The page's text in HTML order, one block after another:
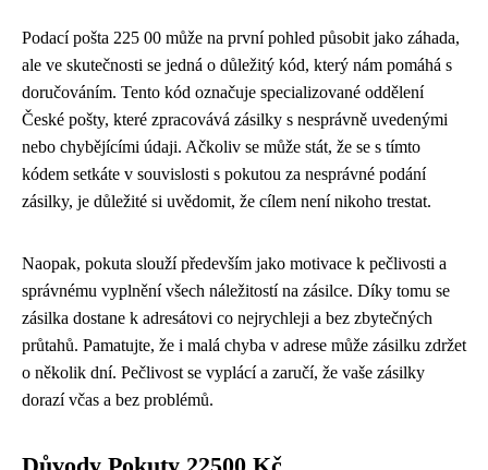
Podací pošta 225 00 může na první pohled působit jako záhada,
ale ve skutečnosti se jedná o důležitý kód, který nám pomáhá s
doručováním. Tento kód označuje specializované oddělení
České pošty, které zpracovává zásilky s nesprávně uvedenými
nebo chybějícími údaji. Ačkoliv se může stát, že se s tímto
kódem setkáte v souvislosti s pokutou za nesprávné podání
zásilky, je důležité si uvědomit, že cílem není nikoho trestat.
Naopak, pokuta slouží především jako motivace k pečlivosti a
správnému vyplnění všech náležitostí na zásilce. Díky tomu se
zásilka dostane k adresátovi co nejrychleji a bez zbytečných
průtahů. Pamatujte, že i malá chyba v adrese může zásilku zdržet
o několik dní. Pečlivost se vyplácí a zaručí, že vaše zásilky
dorazí včas a bez problémů.